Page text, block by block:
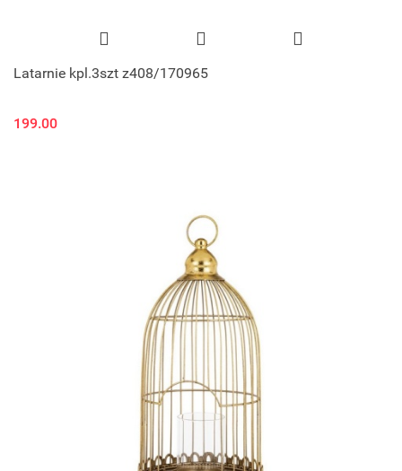
Latarnie kpl.3szt z408/170965
199.00